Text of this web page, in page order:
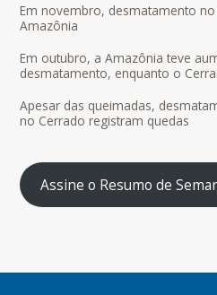
Em novembro, desmatamento
Amazônia
Em outubro, a Amazônia teve
desmatamento, enquanto o
Apesar das queimadas,
no Cerrado registram quedas
Assine o Resumo de